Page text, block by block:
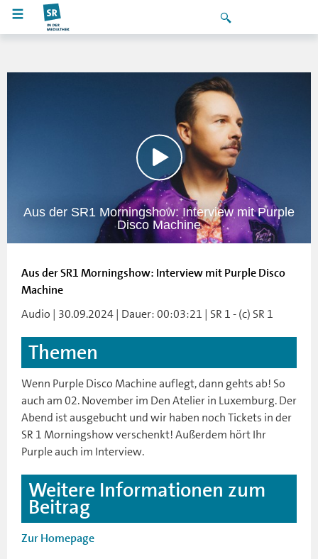
Aus der SR1 Morningshow: Interview mit Purple
Disco Machine
Aus der SR1 Morningshow: Interview mit Purple Disco
Machine
Audio | 30.09.2024 | Dauer: 00:03:21 | SR 1 - (c) SR 1
Themen
Wenn Purple Disco Machine auflegt, dann gehts ab! So
auch am 02. November im Den Atelier in Luxemburg. Der
Abend ist ausgebucht und wir haben noch Tickets in der
SR 1 Morningshow verschenkt! Außerdem hört Ihr
Purple auch im Interview.
Weitere Informationen zum
Beitrag
Zur Homepage